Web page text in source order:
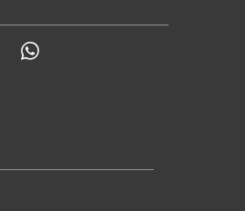
Youtube